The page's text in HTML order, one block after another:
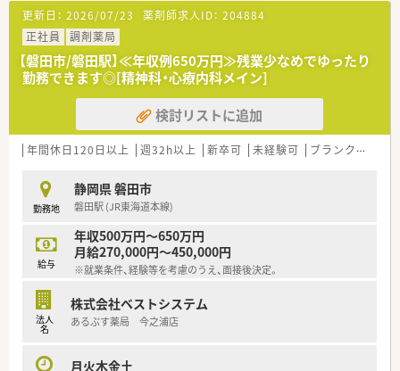
【やりがい/おすすめポイント】
■地域にお住まいの患者様と深く関わりながら、健康をサポート
することで直接的な感謝の言葉をいただける仕事です。
■時給2,100円と高水準であり、週20時間以上働くことでしっか
りと目に見える形で収入に還元される環境です。
■スタッフ増員によるゆとりのある人員体制のなかで、無理なく
自分のペースで着実にスキルアップできるのが魅力です。
更新日： 2026/07/23 薬剤師求人ID： 204884
正社員
調剤薬局
【磐田市/磐田駅】≪年収例650万円≫残業少なめでゆったり
勤務できます◎[精神科・心療内科メイン]
検討リストに追加
年間休日120日以上 週32h以上 新卒可 未経験可 ブランク可
勤務地
静岡県 磐田市
磐田駅 (JR東海道本線)
給与
年収500万円～650万円
月給270,000円～450,000円
※就業条件、経験等を考慮のうえ、面接後決定。
法人
名
株式会社ベストシステム
あるぷす薬局 今之浦店
月火木金土